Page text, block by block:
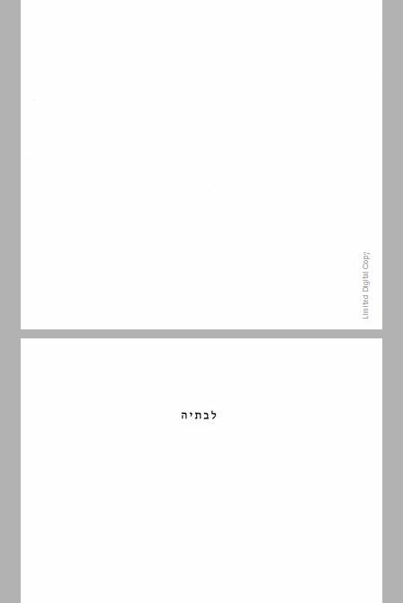
1. הטענה העיקרית ... 3